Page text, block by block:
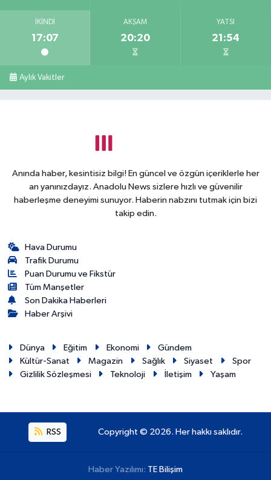
İKINDI
17:07
AKŞAM
20:20
YATSI
21:54
Aylık Vakitler
Anında haber, kesintisiz bilgi! En güncel ve özgün içeriklerle her
an yanınızdayız. Anadolu News sizlere hızlı ve güvenilir
haberleşme deneyimi sunuyor. Haberin nabzını tutmak için bizi
takip edin.
Hava Durumu
Trafik Durumu
Puan Durumu ve Fikstür
Tüm Manşetler
Son Dakika Haberleri
Haber Arşivi
Dünya Eğitim Ekonomi
Gündem
Kültür-Sanat
Magazin Sağlık Siyaset
Spor
Gizlilik Sözleşmesi
Teknoloji İletişim Yaşam
RSS Copyright © 2026. Her hakkı saklıdır.
Haber Yazılımı: TE Bilişim